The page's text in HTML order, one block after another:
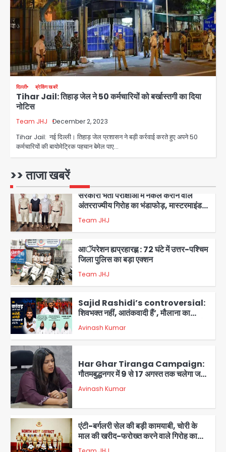
दिल्ली ब्रेकिंग खबरें
Tihar Jail: तिहाड़ जेल ने 50 कर्मचारियों को बर्खास्तगी का दिया
नोटिस
Team JHJ December 2, 2023
Tihar Jail: नई दिल्ली। तिहाड़ जेल प्रशासन ने बड़ी कर्रवाई करते हुए अपने 50
कर्मचारियों की बायोमेट्रिक पहचान बेमेल पाए…
>> ताजा खबरें
5
Sajid Rashidi’s controversial:
शिवभक्त नहीं, आतंकवादी हैं’, मौलाना का
कांवड़ियों पर विवादित बयान, BJP विधायक ने
कराई FIR, NSA की मांग
Avinash Kumar
Har Ghar Tiranga Campaign:
गौतमबुद्धनगर में 9 से 17 अगस्त तक चलेगा जन-
जागरूकता महाअभियान, डीएम ने की समीक्षा
2
एंटी-बर्गलरी सेल की बड़ी कामयाबी, चोरी के
माल की खरीद-फरोख्त करने वाले गिरोह का
3
सरकारी भर्ती परीक्षाओं में नकल कराने वाले
अंतरराज्यीय गिरोह का भंडाफोड़, मास्टरमाइंड
समेत 7 गिरफ्तार
Team JHJ
4
आॅपरेशन ह्यप्रहारह्ण : 72 घंटे में उत्तर-पश्चिम
जिला पुलिस का बड़ा एक्शन
Team JHJ
5
Sajid Rashidi’s controversial:
शिवभक्त नहीं, आतंकवादी हैं’, मौलाना का
कांवड़ियों पर विवादित बयान, BJP विधायक ने
कराई FIR, NSA की मांग
Avinash Kumar
1
Har Ghar Tiranga Campaign:
गौतमबुद्धनगर में 9 से 17 अगस्त तक चलेगा जन-
जागरूकता महाअभियान, डीएम ने की समीक्षा
बैठक
Avinash Kumar
एंटी-बर्गलरी सेल की बड़ी कामयाबी, चोरी के
माल की खरीद-फरोख्त करने वाले गिरोह का
भंडाफोड़